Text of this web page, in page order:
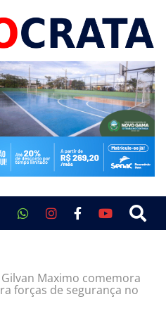
Gilvan Maximo comemora
forças de segurança no